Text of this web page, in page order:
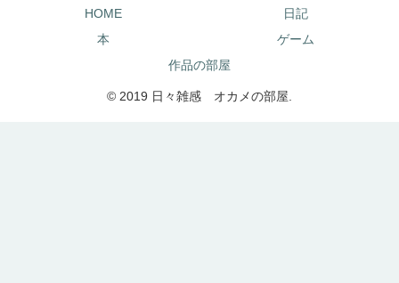
HOME
日記
本
ゲーム
作品の部屋
© 2019 日々雑感 オカメの部屋.